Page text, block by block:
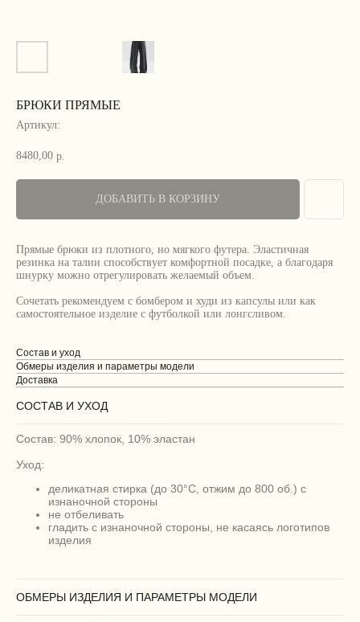
БРЮКИ ПРЯМЫЕ
Артикул:
8480,00 р.
ДОБАВИТЬ В КОРЗИНУ
Прямые брюки из плотного, но мягкого футера. Эластичная
резинка на талии способствует комфортной посадке, а благодаря
шнурку можно отрегулировать желаемый объем.
Сочетать рекомендуем с бомбером и худи из капсулы или как
самостоятельное изделие с футболкой или лонгсливом.
Состав и уход
Обмеры изделия и параметры модели
Доставка
СОСТАВ И УХОД
Состав: 90% хлопок, 10% эластан
Уход:
деликатная стирка (до 30°C, отжим до 800 об.) с
изнаночной стороны
не отбеливать
гладить с изнаночной стороны, не касаясь логотипов
изделия
ОБМЕРЫ ИЗДЕЛИЯ И ПАРАМЕТРЫ МОДЕЛИ